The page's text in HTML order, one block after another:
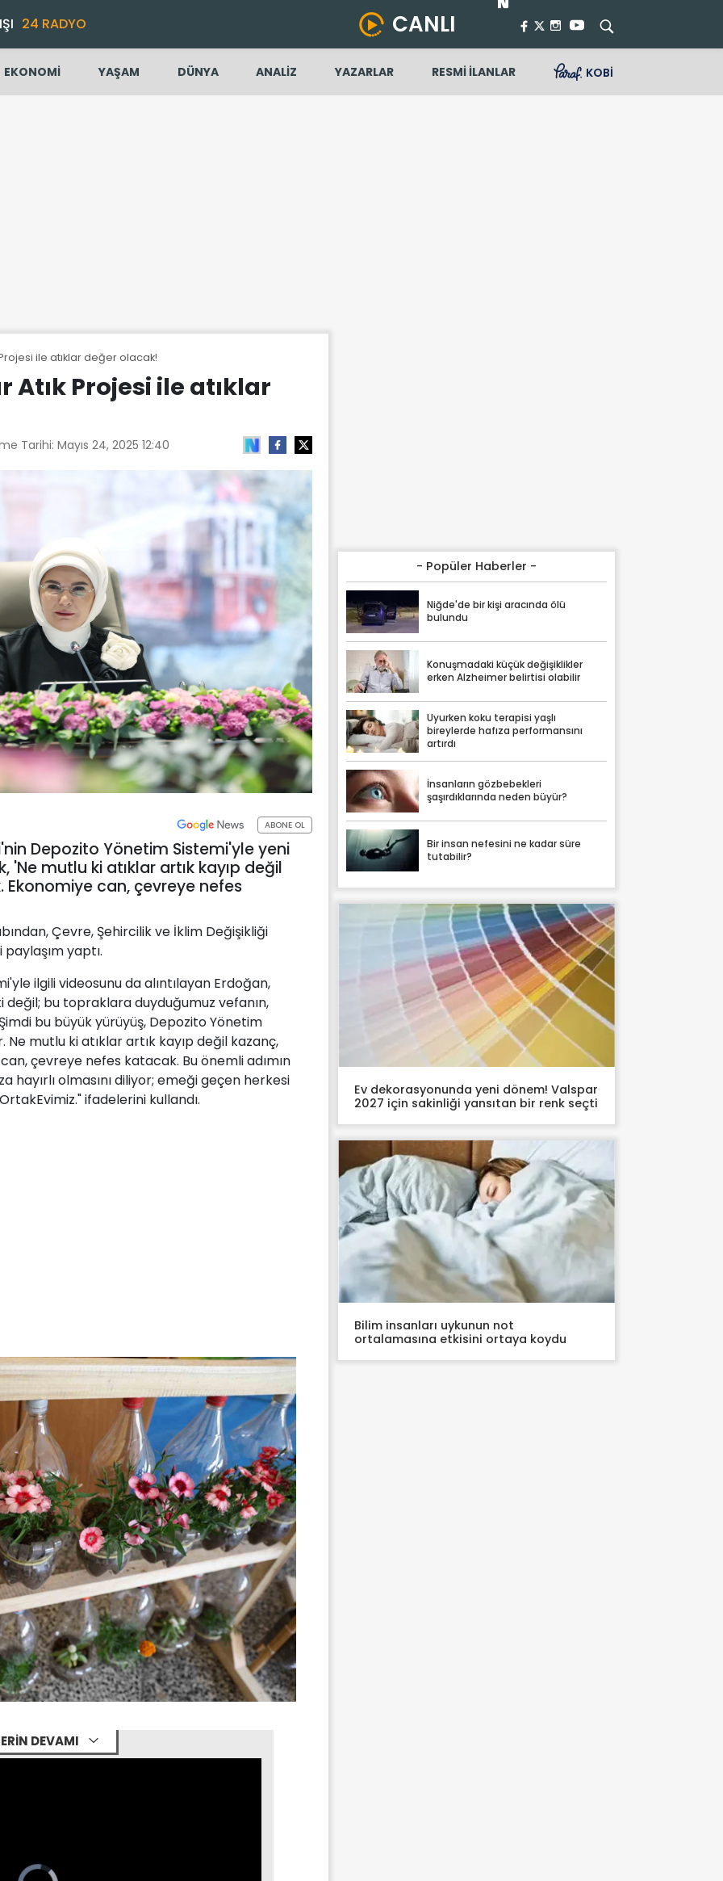
24 RADYO CANLI
EKONOMİ YAŞAM DÜNYA ANALİZ YAZARLAR RESMİ İLANLAR KOBİ
Projesi ile atıklar değer olacak!
Atık Projesi ile atıklar
Tarihi: Mayıs 24, 2025 12:40
ABONE OL
Depozito Yönetim Sistemi'yle yeni
'Ne mutlu ki atıklar artık kayıp değil
can, çevreye nefes
Çevre, Şehircilik ve İklim Değişikliği
paylaşım yaptı.
ilgili videosunu da alıntılayan Erdoğan,
değil; bu topraklara duyduğumuz vefanın,
bu büyük yürüyüş, Depozito Yönetim
mutlu ki atıklar artık kayıp değil kazanç,
çevreye nefes katacak. Bu önemli adımın
hayırlı olmasını diliyor; emeği geçen herkesi
ifadelerini kullandı.
DEVAMI
- Popüler Haberler -
Niğde'de bir kişi aracında ölü
bulundu
Konuşmadaki küçük değişiklikler
erken Alzheimer belirtisi olabilir
Uyurken koku terapisi yaşlı
bireylerde hafıza performansını
artırdı
İnsanların gözbebekleri
şaşırdıklarında neden büyür?
Bir insan nefesini ne kadar süre
tutabilir?
Ev dekorasyonunda yeni dönem! Valspar
2027 için sakinliği yansıtan bir renk seçti
Bilim insanları uykunun not
ortalamasına etkisini ortaya koydu